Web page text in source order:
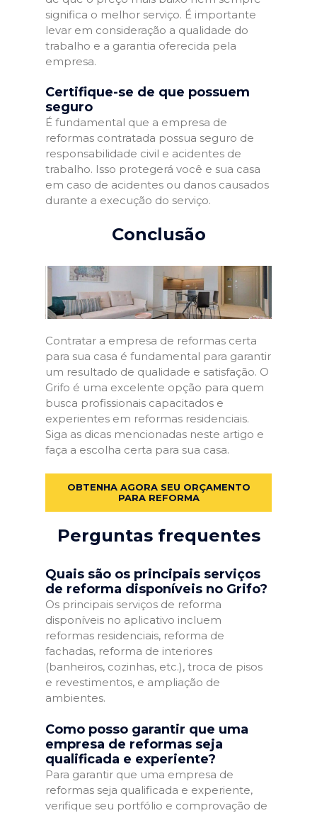
significa o melhor serviço. É importante
levar em consideração a qualidade do
trabalho e a garantia oferecida pela
empresa.
Certifique-se de que possuem
seguro
É fundamental que a empresa de
reformas contratada possua seguro de
responsabilidade civil e acidentes de
trabalho. Isso protegerá você e sua casa
em caso de acidentes ou danos causados
durante a execução do serviço.
Conclusão
Contratar a empresa de reformas certa
para sua casa é fundamental para garantir
um resultado de qualidade e satisfação. O
Grifo é uma excelente opção para quem
busca profissionais capacitados e
experientes em reformas residenciais.
Siga as dicas mencionadas neste artigo e
faça a escolha certa para sua casa.
OBTENHA AGORA SEU ORÇAMENTO
PARA REFORMA
Perguntas frequentes
Quais são os principais serviços
de reforma disponíveis no Grifo?
Os principais serviços de reforma
disponíveis no aplicativo incluem
reformas residenciais, reforma de
fachadas, reforma de interiores
(banheiros, cozinhas, etc.), troca de pisos
e revestimentos, e ampliação de
ambientes.
Como posso garantir que uma
empresa de reformas seja
qualificada e experiente?
Para garantir que uma empresa de
reformas seja qualificada e experiente,
verifique seu portfólio e comprovação de